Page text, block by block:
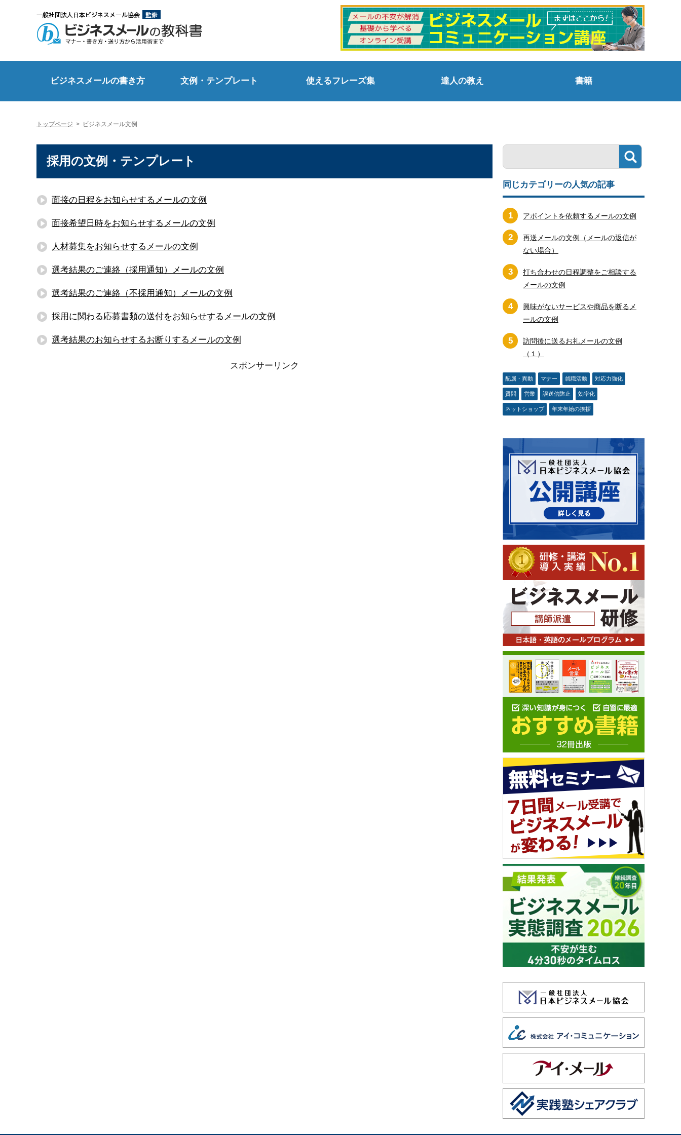
ビジネスメールの書き方 文例・テンプレート 使えるフレーズ集 達人の教え 書籍
トップページ > ビジネスメール文例
採用の文例・テンプレート
面接の日程をお知らせするメールの文例
面接希望日時をお知らせするメールの文例
人材募集をお知らせするメールの文例
選考結果のご連絡（採用通知）メールの文例
選考結果のご連絡（不採用通知）メールの文例
採用に関わる応募書類の送付をお知らせするメールの文例
選考結果のお知らせするお断りするメールの文例
スポンサーリンク
同じカテゴリーの人気の記事
1 アポイントを依頼するメールの文例
2
再送メールの文例（メールの返信が
ない場合）
3
打ち合わせの日程調整をご相談する
メールの文例
4
興味がないサービスや商品を断るメ
ールの文例
5
訪問後に送るお礼メールの文例
（１）
配属・異動 マナー 就職活動 対応力強化
質問 営業 誤送信防止 効率化
ネットショップ 年末年始の挨拶